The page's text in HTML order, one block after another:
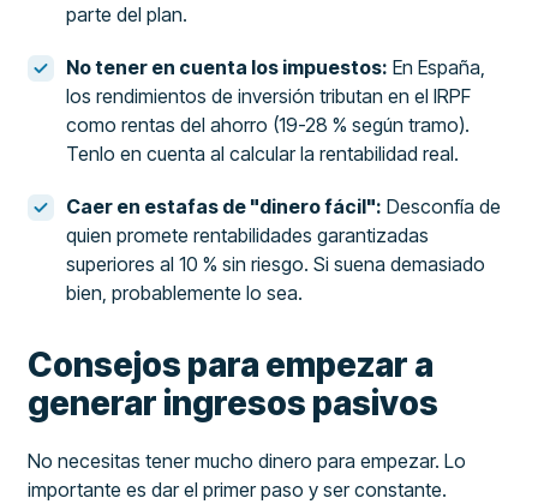
parte del plan.
No tener en cuenta los impuestos: En España,
los rendimientos de inversión tributan en el IRPF
como rentas del ahorro (19-28 % según tramo).
Tenlo en cuenta al calcular la rentabilidad real.
Caer en estafas de "dinero fácil": Desconfía de
quien promete rentabilidades garantizadas
superiores al 10 % sin riesgo. Si suena demasiado
bien, probablemente lo sea.
Consejos para empezar a
generar ingresos pasivos
No necesitas tener mucho dinero para empezar. Lo
importante es dar el primer paso y ser constante.